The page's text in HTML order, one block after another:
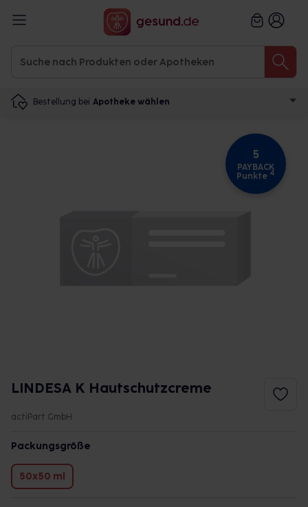
Bestellung bei Apotheke wählen
5
PAYBACK
Punkte 4
LINDESA K Hautschutzcreme
actiPart GmbH
Packungsgröße
50x50 ml